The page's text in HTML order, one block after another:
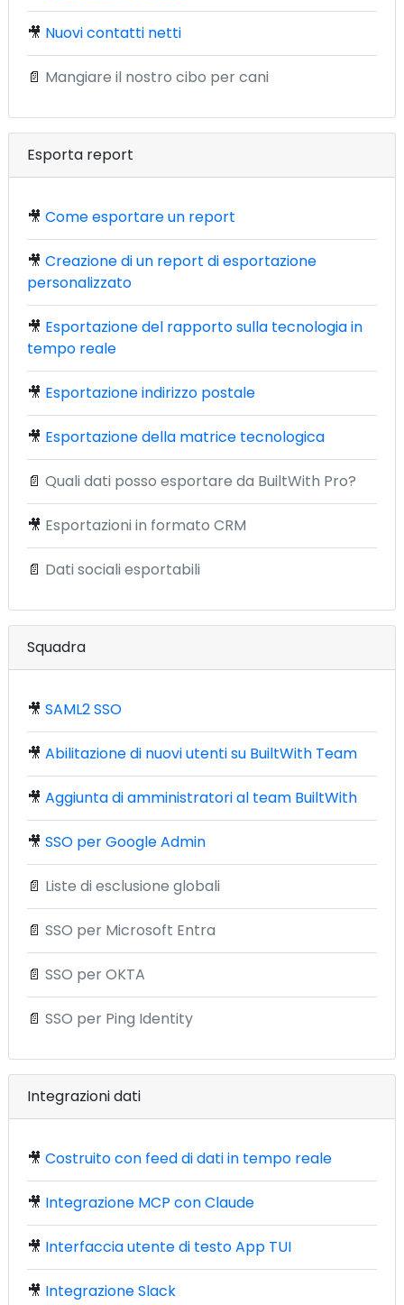
🎥 Nuovi contatti netti
📄 Mangiare il nostro cibo per cani
Esporta report
🎥 Come esportare un report
🎥 Creazione di un report di esportazione
personalizzato
🎥 Esportazione del rapporto sulla tecnologia in
tempo reale
🎥 Esportazione indirizzo postale
🎥 Esportazione della matrice tecnologica
📄 Quali dati posso esportare da BuiltWith Pro?
🎥 Esportazioni in formato CRM
📄 Dati sociali esportabili
Squadra
🎥 SAML2 SSO
🎥 Abilitazione di nuovi utenti su BuiltWith Team
🎥 Aggiunta di amministratori al team BuiltWith
🎥 SSO per Google Admin
📄 Liste di esclusione globali
📄 SSO per Microsoft Entra
📄 SSO per OKTA
📄 SSO per Ping Identity
Integrazioni dati
🎥 Costruito con feed di dati in tempo reale
🎥 Integrazione MCP con Claude
🎥 Interfaccia utente di testo App TUI
🎥 Integrazione Slack